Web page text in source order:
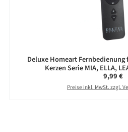
Deluxe Homeart
Kerzen Serie MIA, ELLA,
9,99 €
Preise inkl. MwSt. zzgl.